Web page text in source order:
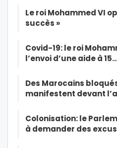
Le roi Mohammed VI
succès »
Covid-19: le roi
l’envoi d’une aide à
Des Marocains
manifestent devant
Colonisation: le
à demander des